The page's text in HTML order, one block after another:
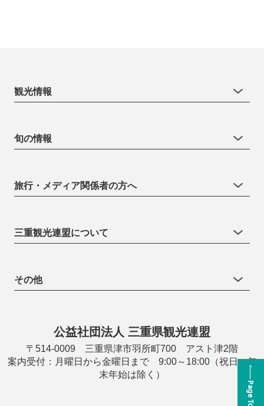
Page Top
観光情報
旬の情報
旅行・メディア関係者の方へ
三重観光連盟について
その他
公益社団法人 三重県観光連盟
〒514-0009 三重県津市羽所町700 アスト津2階
案内受付：月曜日から金曜日まで 9:00～18:00（祝日・年
末年始は除く）